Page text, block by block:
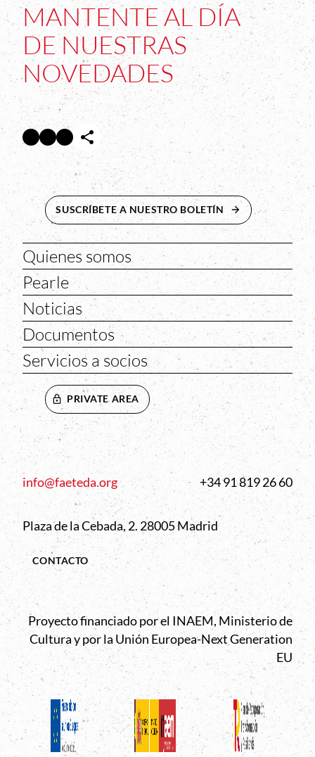
MANTENTE AL DÍA
DE NUESTRAS
NOVEDADES
Facebook Abre en nueva ventana
Twitter Abre en nueva ventana
InstagramAbre en nueva ventana
SUSCRÍBETE A NUESTRO BOLETÍN ABRE EN NUEVA
Quienes somos
Pearle
Noticias
Documentos
Servicios a socios
PRIVATE AREA
info@faeteda.org +34 91 819 26 60
Plaza de la Cebada, 2. 28005 Madrid
CONTACTO
Proyecto financiado por el INAEM, Ministerio de
Cultura y por la Unión Europea-Next Generation
EU